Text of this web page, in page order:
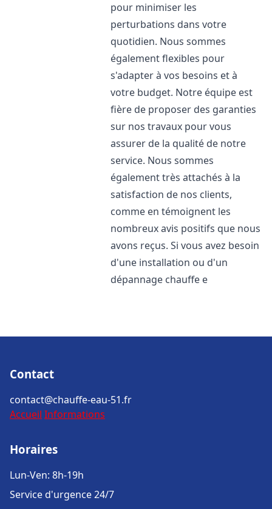
pour minimiser les
perturbations dans votre
quotidien. Nous sommes
également flexibles pour
s'adapter à vos besoins et à
votre budget. Notre équipe est
fière de proposer des garanties
sur nos travaux pour vous
assurer de la qualité de notre
service. Nous sommes
également très attachés à la
satisfaction de nos clients,
comme en témoignent les
nombreux avis positifs que nous
avons reçus. Si vous avez besoin
d'une installation ou d'un
dépannage chauffe e
Contact
contact@chauffe-eau-51.fr
Accueil Informations
Horaires
Lun-Ven: 8h-19h
Service d'urgence 24/7